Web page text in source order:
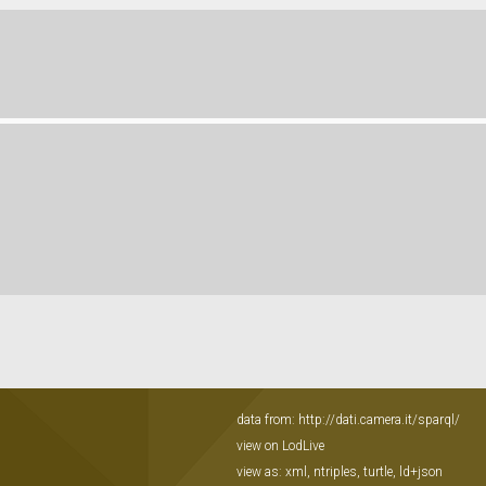
data from: http://dati.camera.it/sparql/
view on LodLive
view as: xml , ntriples, turtle, ld+json